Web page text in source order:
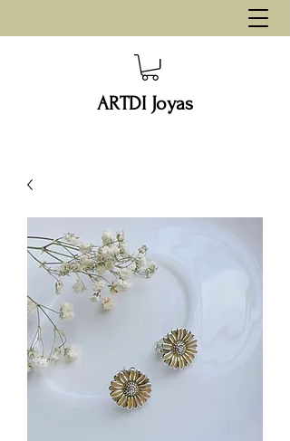
ARTDI Joyas